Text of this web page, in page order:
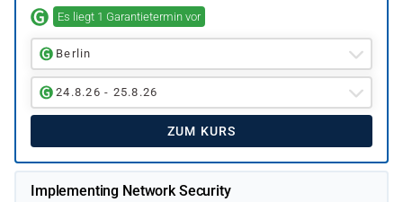
Es liegt 1 Garantietermin vor
Berlin
24.8.26 - 25.8.26
ZUM KURS
Implementing Network Security